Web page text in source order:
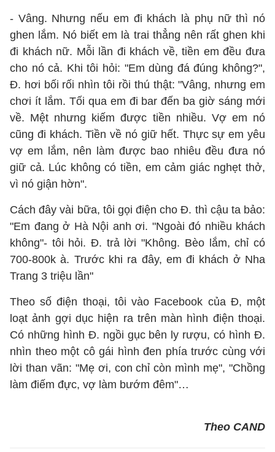
- Vâng. Nhưng nếu em đi khách là phụ nữ thì nó
ghen lắm. Nó biết em là trai thẳng nên rất ghen khi
đi khách nữ. Mỗi lần đi khách về, tiền em đều đưa
cho nó cả. Khi tôi hỏi: "Em dùng đá đúng không?",
Đ. hơi bối rối nhìn tôi rồi thú thật: "Vâng, nhưng em
chơi ít lắm. Tối qua em đi bar đến ba giờ sáng mới
về. Mệt nhưng kiếm được tiền nhiều. Vợ em nó
cũng đi khách. Tiền về nó giữ hết. Thực sự em yêu
vợ em lắm, nên làm được bao nhiêu đều đưa nó
giữ cả. Lúc không có tiền, em cảm giác nghẹt thở,
vì nó giận hờn".
Cách đây vài bữa, tôi gọi điện cho Đ. thì cậu ta bảo:
"Em đang ở Hà Nội anh ơi. "Ngoài đó nhiều khách
không"- tôi hỏi. Đ. trả lời "Không. Bèo lắm, chỉ có
700-800k à. Trước khi ra đây, em đi khách ở Nha
Trang 3 triệu lần"
Theo số điện thoại, tôi vào Facebook của Đ, một
loạt ảnh gợi dục hiện ra trên màn hình điện thoại.
Có những hình Đ. ngồi gục bên ly rượu, có hình Đ.
nhìn theo một cô gái hình đen phía trước cùng với
lời than vãn: "Mẹ ơi, con chỉ còn mình mẹ", "Chồng
làm điếm đực, vợ làm bướm đêm"…
Theo CAND